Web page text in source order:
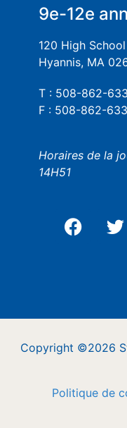
9e-12e
120 High
Hyannis, MA
T : 508-862-
F : 508-862-
Horaires de la
14H51
Copyright ©2026
Politique de